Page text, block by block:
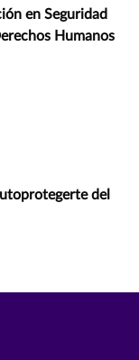
en Seguridad
Humanos
del